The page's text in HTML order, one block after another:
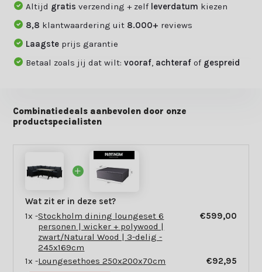
Altijd gratisverzending + zelf leverdatum kiezen
8,8 klantwaardering uit 8.000+ reviews
Laagste prijs garantie
Betaal zoals jij dat wilt:vooraf achteraf of gespreid
Combinatiedeals aanbevolen door onze
productspecialisten
Wat zit er in deze set?
1x -Stockholm dining loungeset 6
personen | wicker + polywood |
zwart/Natural Wood | 3-delig -
245x169cm
€599,00
1x -Loungesethoes 250x200x70cm
€92,95